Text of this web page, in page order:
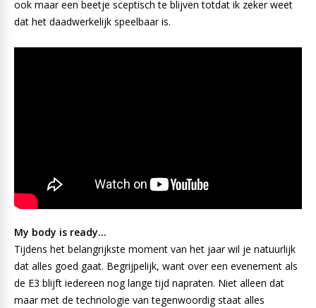
ook maar een beetje sceptisch te blijven totdat ik zeker weet
dat het daadwerkelijk speelbaar is.
My body is ready…
Tijdens het belangrijkste moment van het jaar wil je natuurlijk
dat alles goed gaat. Begrijpelijk, want over een evenement als
de E3 blijft iedereen nog lange tijd napraten. Niet alleen dat
maar met de technologie van tegenwoordig staat alles